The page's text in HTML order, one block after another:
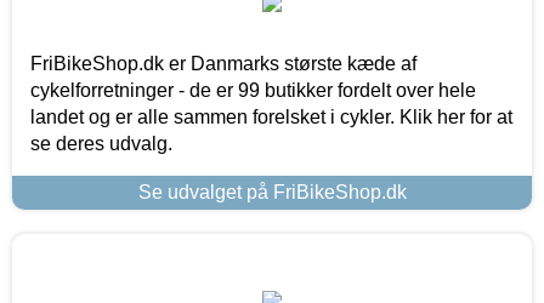
FriBikeShop.dk er Danmarks største kæde af
cykelforretninger - de er 99 butikker fordelt over hele
landet og er alle sammen forelsket i cykler. Klik her for at
se deres udvalg.
Se udvalget på FriBikeShop.dk